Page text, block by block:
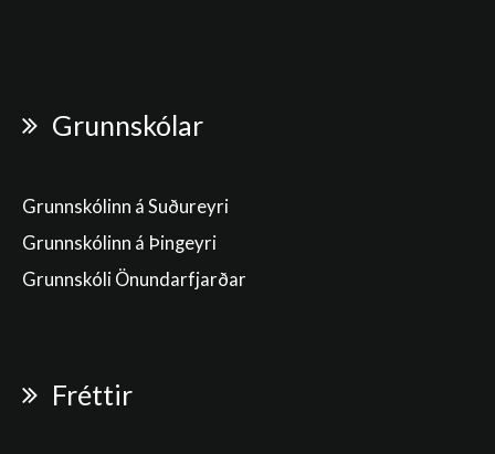
Grunnskólar
Grunnskólinn á Suðureyri
Grunnskólinn á Þingeyri
Grunnskóli Önundarfjarðar
Fréttir